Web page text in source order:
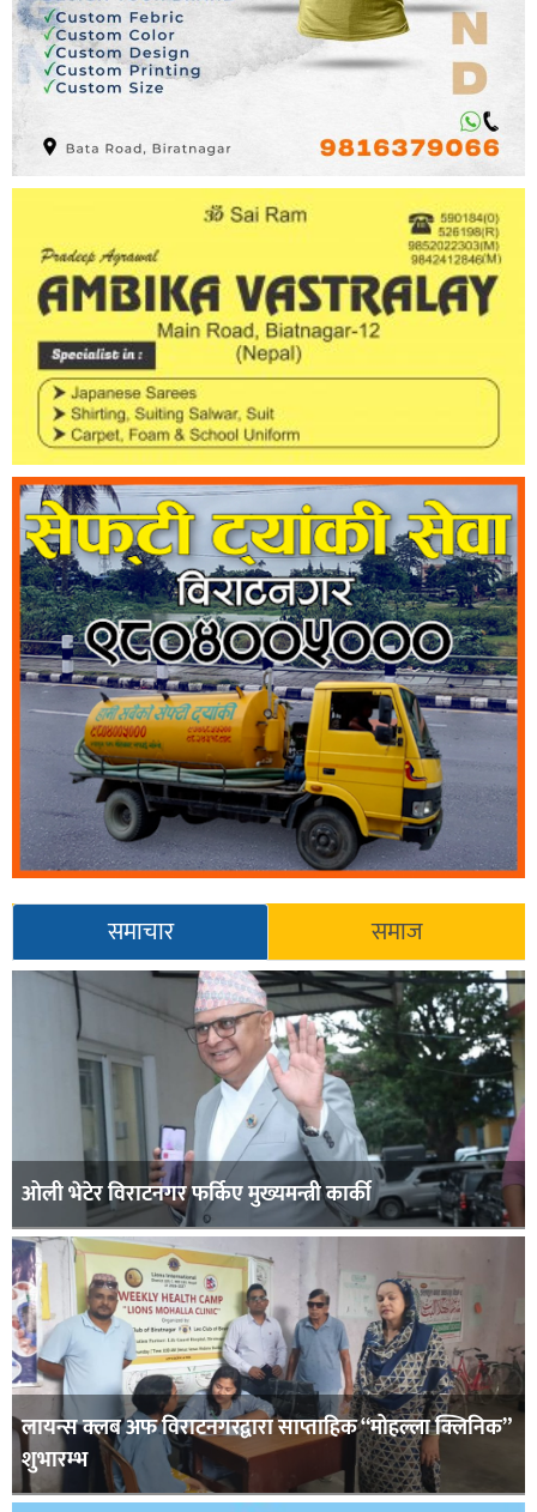
समाचार समाज
ओली भेटेर विराटनगर फर्किए मुख्यमन्त्री कार्की
लायन्स क्लब अफ विराटनगरद्वारा साप्ताहिक “मोहल्ला क्लिनिक”
शुभारम्भ